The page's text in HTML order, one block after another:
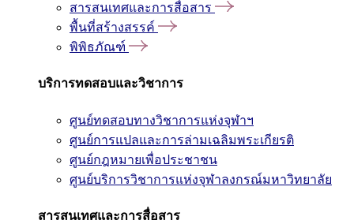
สารสนเทศและการสื่อสาร
พื้นที่สร้างสรรค์
พิพิธภัณฑ์
บริการทดสอบและวิชาการ
ศูนย์ทดสอบทางวิชาการแห่งจุฬาฯ
ศูนย์การแปลและการล่ามเฉลิมพระเกียรติ
ศูนย์กฎหมายเพื่อประชาชน
ศูนย์บริการวิชาการแห่งจุฬาลงกรณ์มหาวิทยาลัย
สารสนเทศและการสื่อสาร